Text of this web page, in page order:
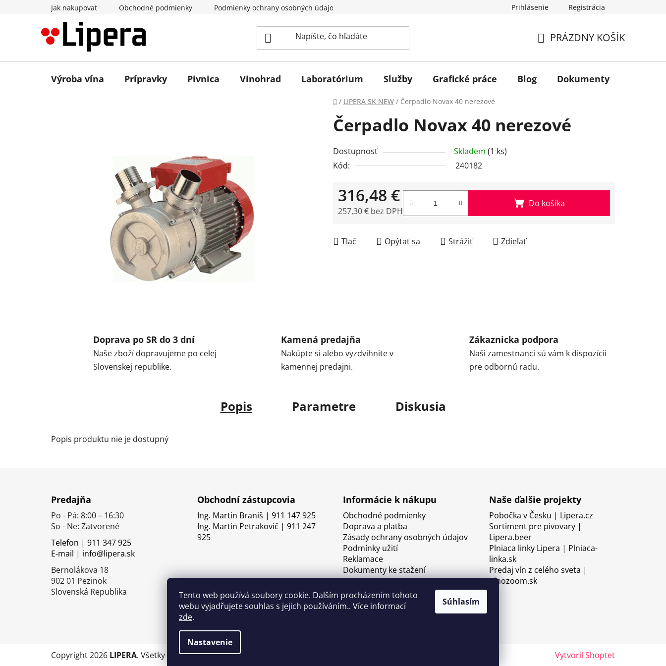
Tento web používá soubory cookie. Dalším procházením tohoto
webu vyjadřujete souhlas s jejich používáním.. Více informací
zde.
Nastavenie
Súhlasím
Jak nakupovat Obchodné podmienky Podmienky ochrany osobných údajov Prihlásenie Registrácia
KOŠÍK
PRÁZDNY KOŠÍK
Výroba vína Prípravky Pivnica Vinohrad Laboratórium Služby Grafické práce Blog Dokumenty
Domov
/ LIPERA SK NEW / Čerpadlo Novax 40 nerezové
Čerpadlo Novax 40 nerezové
Dostupnosť Skladem (1 ks)
Kód:
240182
316,48 €
257,30 € bez DPH
Do košíka
Tlač Opýtať sa Strážiť Zdieľať
Doprava po SR do 3 dní
Naše zboží dopravujeme po celej
Slovenskej republike.
Kamená predajňa
Nakúpte si alebo vyzdvihnite v
kamennej predajni.
Zákaznicka podpora
Naši zamestnanci sú vám k dispozícii
pre odbornú radu.
Popis Parametre Diskusia
Popis produktu nie je dostupný
Predajňa
Po - Pá: 8:00 – 16:30
So - Ne: Zatvorené
Telefon | 911 347 925
E-mail | info@lipera.sk
Bernolákova 18
902 01 Pezinok
Slovenská Republika
Obchodní zástupcovia
Ing. Martin Braniš | 911 147 925
Ing. Martin Petrakovič | 911 247
925
Informácie k nákupu
Obchodné podmienky
Doprava a platba
Zásady ochrany osobných údajov
Podmínky užití
Reklamace
Dokumenty ke stažení
Naše ďalšie projekty
Pobočka v Česku | Lipera.cz
Sortiment pre pivovary |
Lipera.beer
Plniaca linky Lipera | Plniaca-
linka.sk
Predaj vín z celého sveta |
Vinozoom.sk
Vytvoril Shoptet
Copyright 2026 LIPERA. Všetky práva vyhradené.